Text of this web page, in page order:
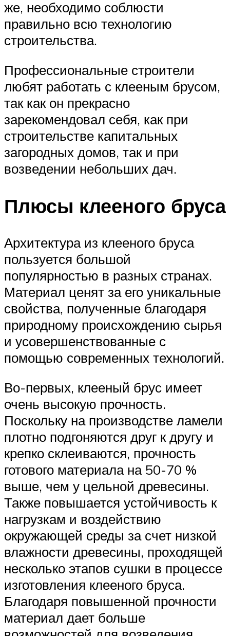
же, необходимо соблюсти
правильно всю технологию
строительства.
Профессиональные строители
любят работать с клееным брусом,
так как он прекрасно
зарекомендовал себя, как при
строительстве капитальных
загородных домов, так и при
возведении небольших дач.
Плюсы клееного бруса
Архитектура из клееного бруса
пользуется большой
популярностью в разных странах.
Материал ценят за его уникальные
свойства, полученные благодаря
природному происхождению сырья
и усовершенствованные с
помощью современных технологий.
Во-первых, клееный брус имеет
очень высокую прочность.
Поскольку на производстве ламели
плотно подгоняются друг к другу и
крепко склеиваются, прочность
готового материала на 50-70 %
выше, чем у цельной древесины.
Также повышается устойчивость к
нагрузкам и воздействию
окружающей среды за счет низкой
влажности древесины, проходящей
несколько этапов сушки в процессе
изготовления клееного бруса.
Благодаря повышенной прочности
материал дает больше